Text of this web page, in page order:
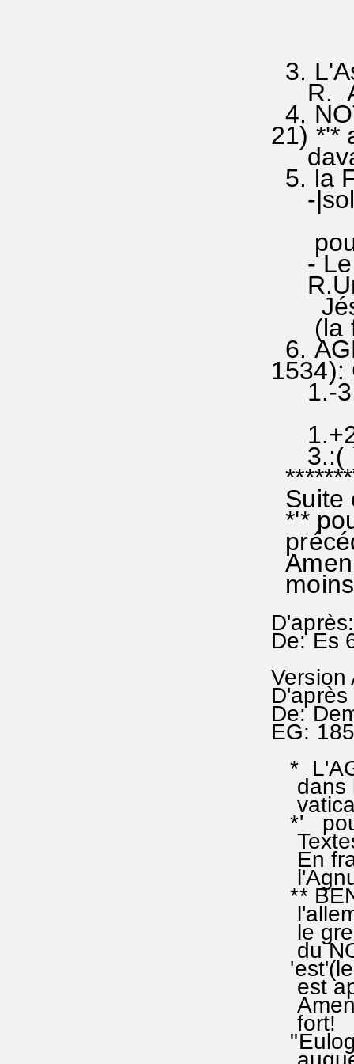
3.
R.
4.
21) *'*
5. la
-
|(
pour
- Le
R.Un
(la fa
6.
1.-
3.:(
*'*
De: Es
Version
De:
EG:
*
dans
*'
En
**
le
du
est
fort!